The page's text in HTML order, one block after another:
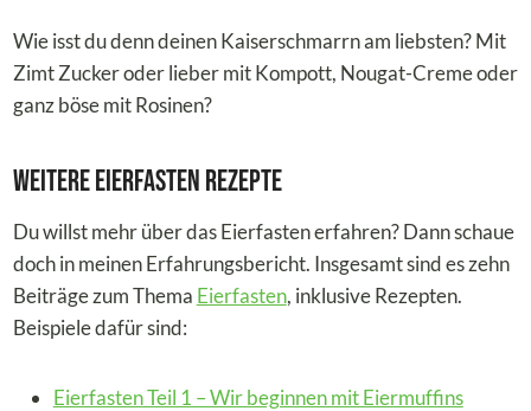
Wie isst du denn deinen Kaiserschmarrn am liebsten? Mit
Zimt Zucker oder lieber mit Kompott, Nougat-Creme oder
ganz böse mit Rosinen?
Weitere Eierfasten Rezepte
Du willst mehr über das Eierfasten erfahren? Dann schaue
doch in meinen Erfahrungsbericht. Insgesamt sind es zehn
Beiträge zum Thema Eierfasten, inklusive Rezepten.
Beispiele dafür sind:
Eierfasten Teil 1 – Wir beginnen mit Eiermuffins